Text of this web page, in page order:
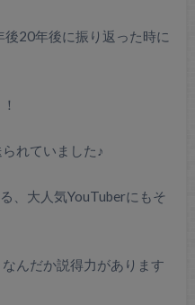
後20年後に振り返った時に
れていました♪
、大人気YouTuberにもそ
んだか説得力があります